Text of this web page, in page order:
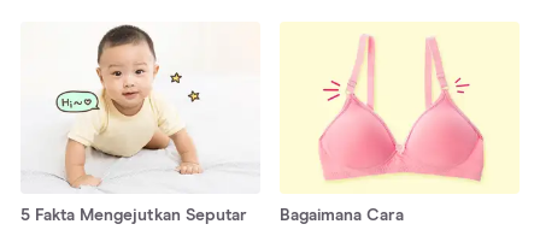
5 Fakta Mengejutkan Seputar
Bagaimana Cara